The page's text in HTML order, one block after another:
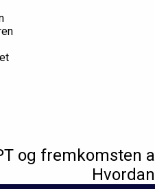
og fremkomsten